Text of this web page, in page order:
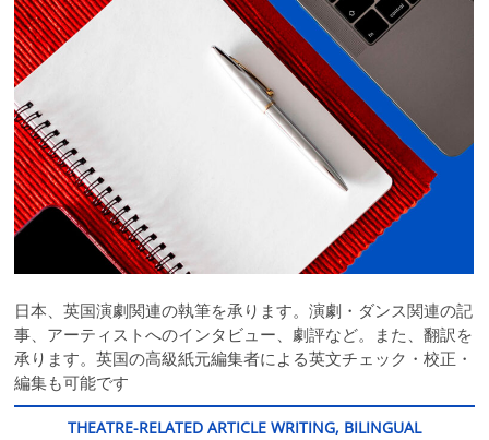
日本、英国演劇関連の執筆を承ります。演劇・ダンス関連の記
事、アーティストへのインタビュー、劇評など。また、翻訳を
承ります。英国の高級紙元編集者による英文チェック・校正・
編集も可能です
THEATRE-RELATED ARTICLE WRITING, BILINGUAL